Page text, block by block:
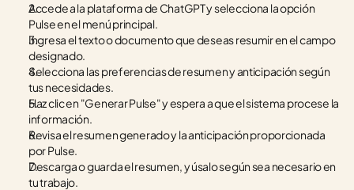
Accede a la plataforma de ChatGPT y selecciona la opción
Pulse en el menú principal.
Ingresa el texto o documento que deseas resumir en el campo
designado.
Selecciona las preferencias de resumen y anticipación según
tus necesidades.
Haz clic en "Generar Pulse" y espera a que el sistema procese la
información.
Revisa el resumen generado y la anticipación proporcionada
por Pulse.
Descarga o guarda el resumen, y úsalo según sea necesario en
tu trabajo.